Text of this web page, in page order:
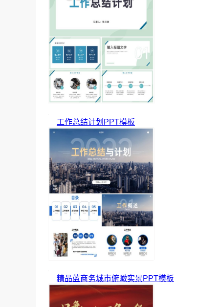
工作总结计划PPT模板
精品蓝商务城市俯瞰实景PPT模板